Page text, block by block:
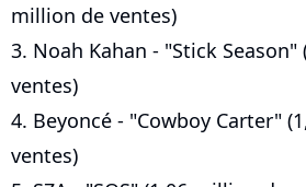
million de ventes)
3. Noah Kahan - "Stick
ventes)
4. Beyoncé - "Cowboy Carter"
ventes)